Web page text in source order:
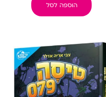
הוספה לסל